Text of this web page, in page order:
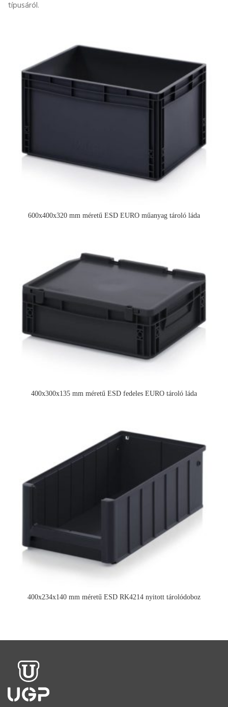
típusáról.
600x400x320 mm méretű ESD EURO műanyag tároló láda
400x300x135 mm méretű ESD fedeles EURO tároló láda
400x234x140 mm méretű ESD RK4214 nyitott tárolódoboz